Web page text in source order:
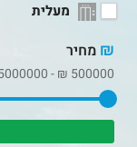
מעלית
₪ מחיר
500000
₪
-